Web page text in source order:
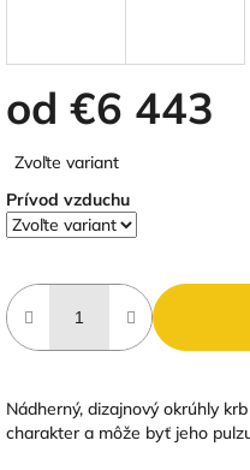
od €6 443
cena:
Zvoľte variant
Prívod vzduchu
Nádherný, dizajnový okrúhly
charakter a môže byť jeho